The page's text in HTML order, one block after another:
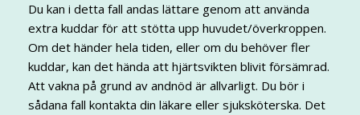
Du kan i detta fall andas lättare genom att använda
extra kuddar för att stötta upp huvudet/överkroppen.
Om det händer hela tiden, eller om du behöver fler
kuddar, kan det hända att hjärtsvikten blivit försämrad.
Att vakna på grund av andnöd är allvarligt. Du bör i
sådana fall kontakta din läkare eller sjuksköterska. Det